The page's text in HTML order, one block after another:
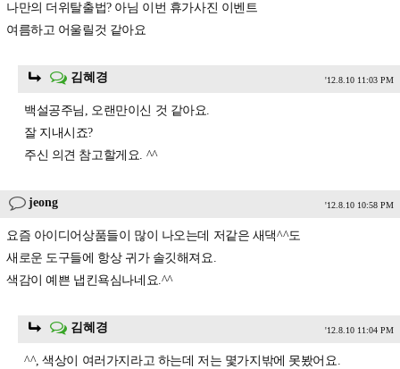
나만의 더위탈출법? 아님 이번 휴가사진 이벤트
여름하고 어울릴것 같아요
김혜경 '12.8.10 11:03 PM
백설공주님, 오랜만이신 것 같아요.
잘 지내시죠?
주신 의견 참고할게요. ^^
jeong '12.8.10 10:58 PM
요즘 아이디어상품들이 많이 나오는데 저같은 새댁^^도
새로운 도구들에 항상 귀가 솔깃해져요.
색감이 예쁜 냅킨욕심나네요.^^
김혜경 '12.8.10 11:04 PM
^^, 색상이 여러가지라고 하는데 저는 몇가지밖에 못봤어요.